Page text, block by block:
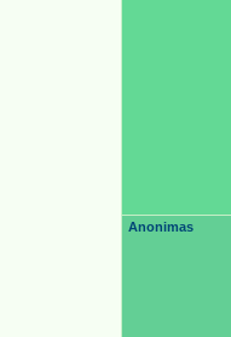
Anonimas